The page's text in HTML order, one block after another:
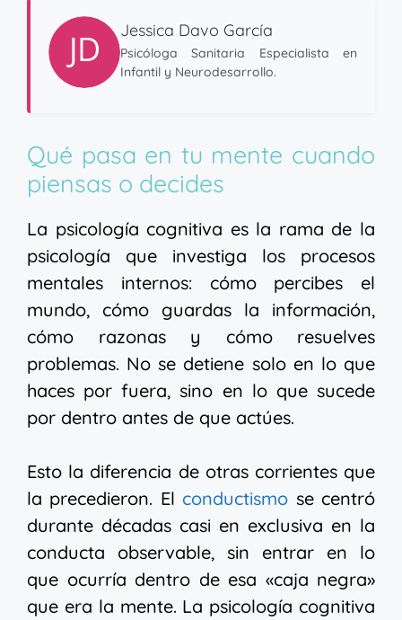
Jessica Davo García
Psicóloga Sanitaria Especialista en
Infantil y Neurodesarrollo.
Qué pasa en tu mente cuando
piensas o decides
La psicología cognitiva es la rama de la
psicología que investiga los procesos
mentales internos: cómo percibes el
mundo, cómo guardas la información,
cómo razonas y cómo resuelves
problemas. No se detiene solo en lo que
haces por fuera, sino en lo que sucede
por dentro antes de que actúes.
Esto la diferencia de otras corrientes que
la precedieron. El conductismo se centró
durante décadas casi en exclusiva en la
conducta observable, sin entrar en lo
que ocurría dentro de esa «caja negra»
que era la mente. La psicología cognitiva